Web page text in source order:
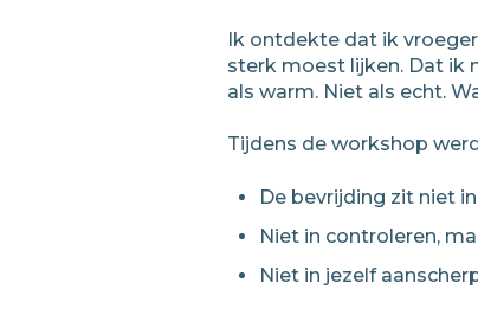
Ik ontdekte dat ik
sterk moest lijken. Dat ik
als warm. Niet als echt.
Tijdens de workshop
De bevrijding zit niet
Niet in controleren,
Niet in jezelf